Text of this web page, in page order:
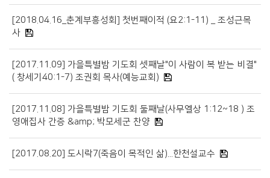
[2018.04.16_춘계부흥성회] 첫번째이적 (요2:1-11) _ 조성근목
사
[2017.11.09] 가을특별밤 기도회 셋째날"이 사람이 복 받는 비결"
( 창세기40:1-7) 조권회 목사(예능교회)
[2017.11.08] 가을특별밤 기도회 둘째날(사무엘상 1:12~18 ) 조
영애집사 간증 &amp; 박모세군 찬양
[2017.08.20] 도시락7(죽음이 목적인 삶)...한천설교수